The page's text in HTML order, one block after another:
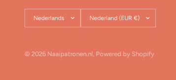
© 2026 Naaipatronen.nl, Powered by Shopify